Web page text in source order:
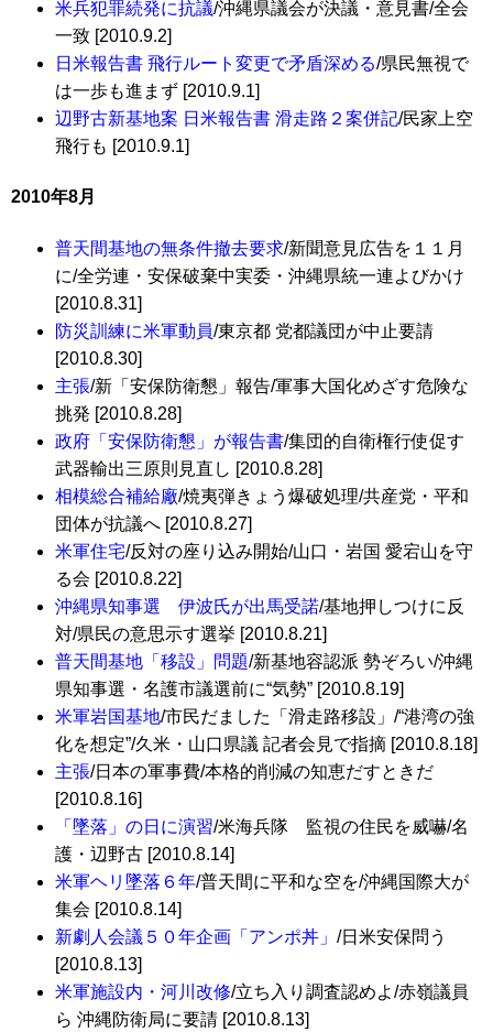
米兵犯罪続発に抗議/沖縄県議会が決議・意見書/全会
一致 [2010.9.2]
日米報告書 飛行ルート変更で矛盾深める/県民無視で
は一歩も進まず [2010.9.1]
辺野古新基地案 日米報告書 滑走路２案併記/民家上空
飛行も [2010.9.1]
2010年8月
普天間基地の無条件撤去要求/新聞意見広告を１１月
に/全労連・安保破棄中実委・沖縄県統一連よびかけ
[2010.8.31]
防災訓練に米軍動員/東京都 党都議団が中止要請
[2010.8.30]
主張/新「安保防衛懇」報告/軍事大国化めざす危険な
挑発 [2010.8.28]
政府「安保防衛懇」が報告書/集団的自衛権行使促す
武器輸出三原則見直し [2010.8.28]
相模総合補給廠/焼夷弾きょう爆破処理/共産党・平和
団体が抗議へ [2010.8.27]
米軍住宅/反対の座り込み開始/山口・岩国 愛宕山を守
る会 [2010.8.22]
沖縄県知事選 伊波氏が出馬受諾/基地押しつけに反
対/県民の意思示す選挙 [2010.8.21]
普天間基地「移設」問題/新基地容認派 勢ぞろい/沖縄
県知事選・名護市議選前に“気勢” [2010.8.19]
米軍岩国基地/市民だました「滑走路移設」/“港湾の強
化を想定”/久米・山口県議 記者会見で指摘 [2010.8.18]
主張/日本の軍事費/本格的削減の知恵だすときだ
[2010.8.16]
「墜落」の日に演習/米海兵隊 監視の住民を威嚇/名
護・辺野古 [2010.8.14]
米軍ヘリ墜落６年/普天間に平和な空を/沖縄国際大が
集会 [2010.8.14]
新劇人会議５０年企画「アンポ丼」 /日米安保問う
[2010.8.13]
米軍施設内・河川改修/立ち入り調査認めよ/赤嶺議員
ら 沖縄防衛局に要請 [2010.8.13]